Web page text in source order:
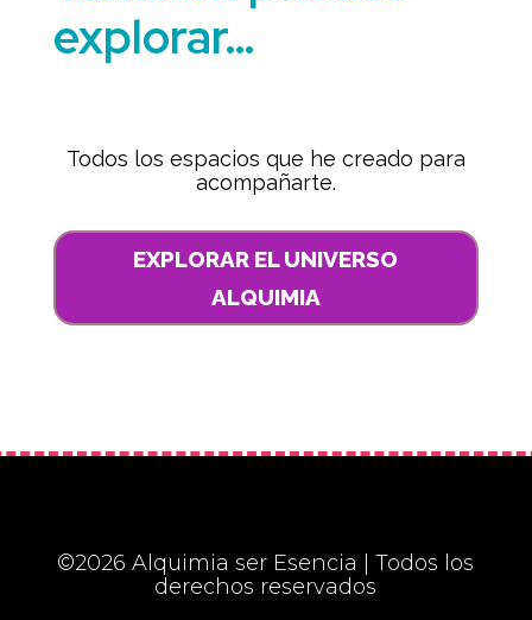
explorar…
Todos los espacios que he creado para
acompañarte.
EXPLORAR EL UNIVERSO
ALQUIMIA
©2026 Alquimia ser Esencia | Todos los
derechos reservados